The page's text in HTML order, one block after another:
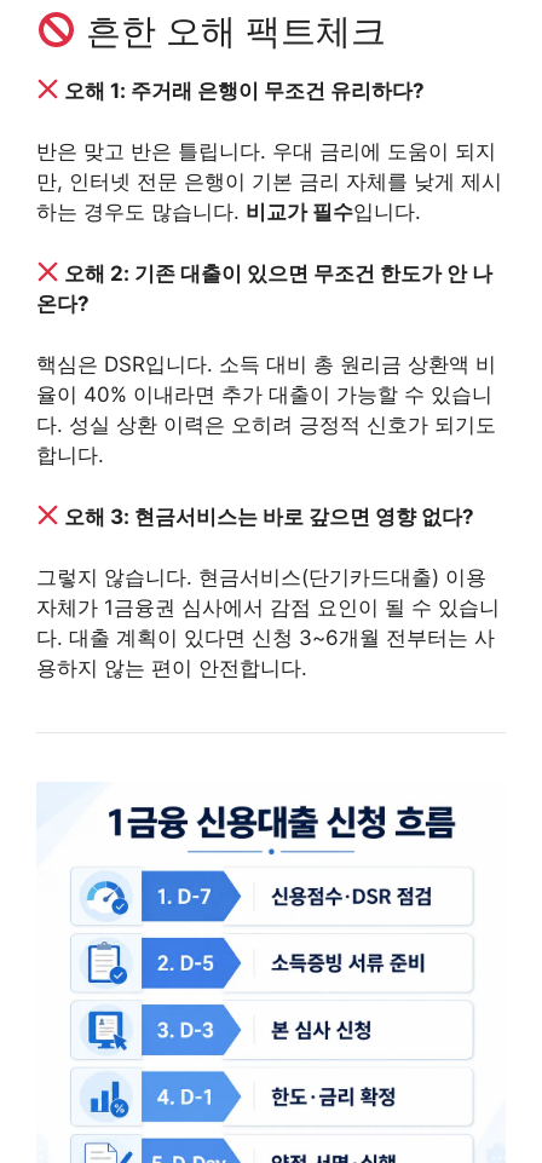
흔한 오해 팩트체크
오해 1: 주거래 은행이 무조건 유리하다?
반은 맞고 반은 틀립니다. 우대 금리에 도움이 되지
만, 인터넷 전문 은행이 기본 금리 자체를 낮게 제시
하는 경우도 많습니다. 비교가 필수입니다.
오해 2: 기존 대출이 있으면 무조건 한도가 안 나
온다?
핵심은 DSR입니다. 소득 대비 총 원리금 상환액 비
율이 40% 이내라면 추가 대출이 가능할 수 있습니
다. 성실 상환 이력은 오히려 긍정적 신호가 되기도
합니다.
오해 3: 현금서비스는 바로 갚으면 영향 없다?
그렇지 않습니다. 현금서비스(단기카드대출) 이용
자체가 1금융권 심사에서 감점 요인이 될 수 있습니
다. 대출 계획이 있다면 신청 3~6개월 전부터는 사
용하지 않는 편이 안전합니다.